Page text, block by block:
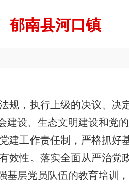
郁南县河口镇
规，执行上级的决议、决
设、生态文明建设和党
建工作责任制，严格抓
性。落实全面从严治党
层党员队伍的教育培训